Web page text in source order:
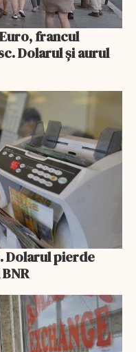
francul
Dolarul și aurul
Dolarul pierde